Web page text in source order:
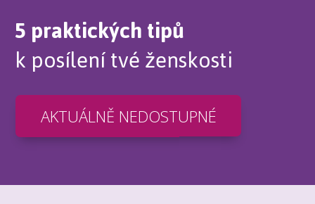
5 praktických tipů
k posílení tvé ženskosti
AKTUÁLNĚ NEDOSTUPNÉ